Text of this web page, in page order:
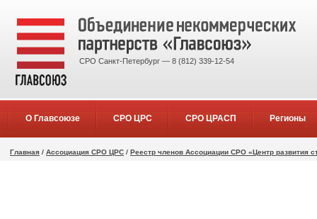
СРО Санкт-Петербург — 8 (812) 339-12-54
О Главсоюзе СРО ЦРС СРО ЦРАСП Регионы
Главная / Ассоциация СРО ЦРС / Реестр членов Ассоциации СРО «Центр развития